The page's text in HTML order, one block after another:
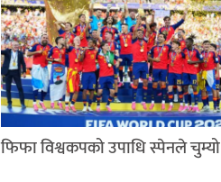
फिफा विश्वकपको उपाधि स्पेनले चुम्यो